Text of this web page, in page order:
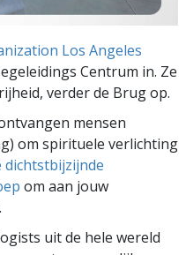
Los Angeles
Centrum in. Ze
verder de Brug op.
mensen
om spirituele verlichting
dichtstbijzijnde
om aan jouw
uit de hele wereld